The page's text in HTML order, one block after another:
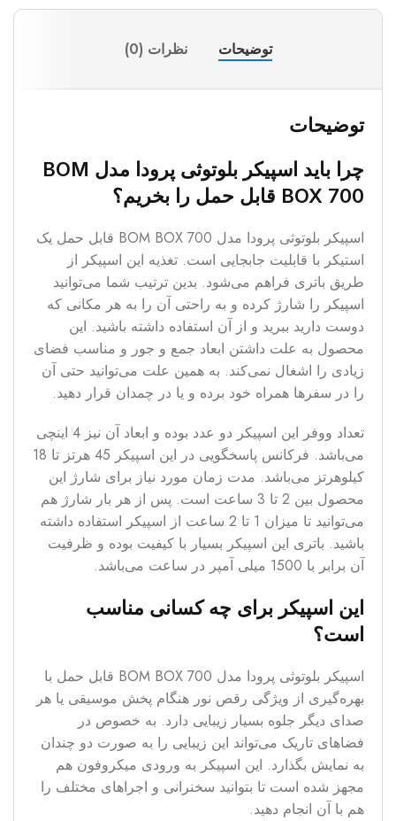
توضیحات نظرات (0)
توضیحات
چرا باید اسپیکر بلوتوثی پرودا مدل BOM
BOX 700 قابل حمل را بخریم؟
اسپیکر بلوتوثی پرودا مدل BOM BOX 700 قابل حمل یک
استیکر با قابلیت جابجایی است. تغذیه این اسپیکر از
طریق باتری فراهم می‌شود. بدین ترتیب شما می‌توانید
اسپیکر را شارژ کرده و به راحتی آن را به هر مکانی که
دوست دارید ببرید و از آن استفاده داشته باشید. این
محصول به علت داشتن ابعاد جمع و جور و مناسب فضای
زیادی را اشغال نمی‌کند. به همین علت می‌توانید حتی آن
را در سفرها همراه خود برده و یا در چمدان قرار دهید.
تعداد ووفر این اسپیکر دو عدد بوده و ابعاد آن نیز 4 اینچی
می‌باشد. فرکانس پاسخگویی در این اسپیکر 45 هرتز تا 18
کیلوهرتز می‌باشد. مدت زمان مورد نیاز برای شارژ این
محصول بین 2 تا 3 ساعت است. پس از هر بار شارژ هم
می‌توانید تا میزان 1 تا 2 ساعت از اسپیکر استفاده داشته
باشید. باتری این اسپیکر بسیار با کیفیت بوده و ظرفیت
آن برابر با 1500 میلی آمپر در ساعت می‌باشد.
این اسپیکر برای چه کسانی مناسب
است؟
اسپیکر بلوتوثی پرودا مدل BOM BOX 700 قابل حمل با
بهره‌گیری از ویژگی رقص نور هنگام پخش موسیقی یا هر
صدای دیگر جلوه بسیار زیبایی دارد. به خصوص در
فضاهای تاریک می‌تواند این زیبایی را به صورت دو چندان
به نمایش بگذارد. این اسپیکر به ورودی میکروفون هم
مجهز شده است تا بتوانید سخنرانی و اجراهای مختلف را
هم با آن انجام دهید.